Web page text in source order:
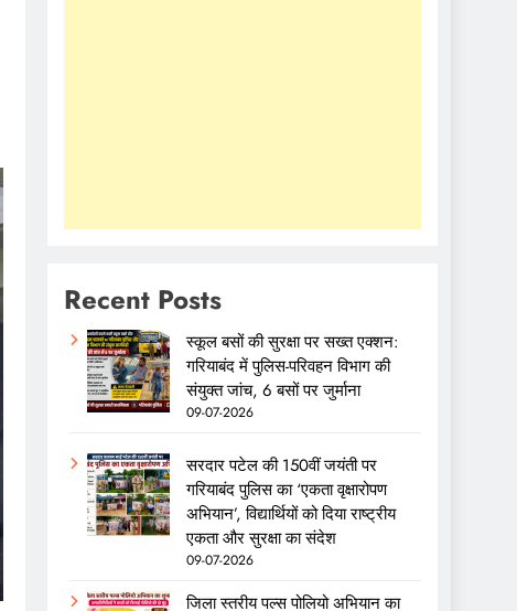
Recent Posts
स्कूल बसों की सुरक्षा पर सख्त एक्शन:
गरियाबंद में पुलिस-परिवहन विभाग की
संयुक्त जांच, 6 बसों पर जुर्माना
09-07-2026
सरदार पटेल की 150वीं जयंती पर
गरियाबंद पुलिस का ‘एकता वृक्षारोपण
अभियान’, विद्यार्थियों को दिया राष्ट्रीय
एकता और सुरक्षा का संदेश
09-07-2026
जिला स्तरीय पल्स पोलियो अभियान का